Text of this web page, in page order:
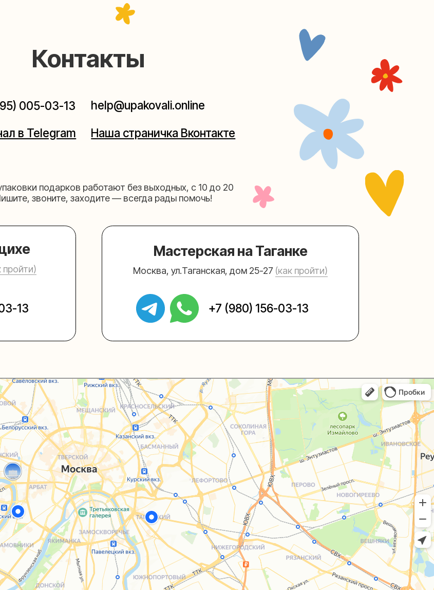
Мастерская на Таганке
+7 (980) 156-03-13
help@upakovali.online
help@upakovali.online
Sospeso wrap
О нас
Блог +7 (495) 005-03-13